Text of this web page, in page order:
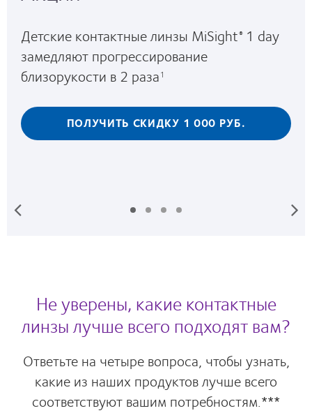
лидера1в лечении2 близорукости
ПОДРОБНЕЕ
Не уверены, какие контактные
линзы лучше всего подходят вам?
Ответьте на четыре вопроса, чтобы узнать,
какие из наших продуктов лучше всего
соответствуют вашим потребностям.***